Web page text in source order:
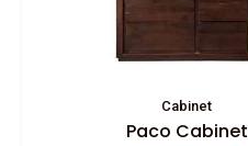
Cabinet
Paco Cabinet